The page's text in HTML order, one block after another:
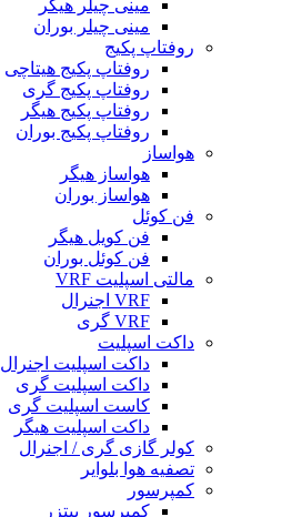
مینی چیلر هیگر
مینی چیلر بوران
روفتاپ پکیج
روفتاپ پکیج هیتاچی
روفتاپ پکیج گری
روفتاپ پکیج هیگر
روفتاپ پکیج بوران
هواساز
هواساز هیگر
هواساز بوران
فن کوئل
فن کویل هیگر
فن کوئل بوران
مالتی اسپلیت VRF
VRF اجنرال
VRF گری
داکت اسپلیت
داکت اسپلیت اجنرال
داکت اسپلیت گری
کاست اسپلیت گری
داکت اسپلیت هیگر
کولر گازی گری / اجنرال
تصفیه هوا بلوایر
کمپرسور
کمپرسور بیتزر